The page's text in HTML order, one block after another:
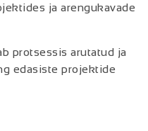
ja arengukavade
protsessis arutatud ja
edasiste projektide